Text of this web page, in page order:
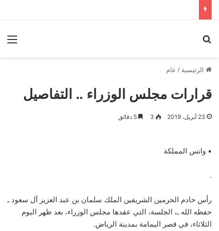
الرئيسية / عام
قرارات مجلس الوزراء .. التفاصيل
23 أبريل، 2019 3
▪︎ واتس المملكة
.
رأس خادم الحرمين الشريفين الملك سلمان بن عبد العزيز آل سعود ـ
حفظه الله ـ، الجلسة، التي عقدها مجلس الوزراء، بعد ظهر اليوم
الثلاثاء، في قصر اليمامة بمدينة الرياض.